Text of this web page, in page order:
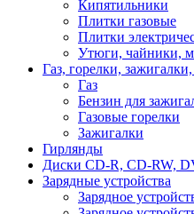
Кипятильники
Плитки газовые
Плитки
Утюги, чайники,
Газ, горелки,
Газ
Бензин для
Газовые горелки
Зажигалки
Гирлянды
Диски CD-R, CD-RW,
Зарядные устройства
Зарядное